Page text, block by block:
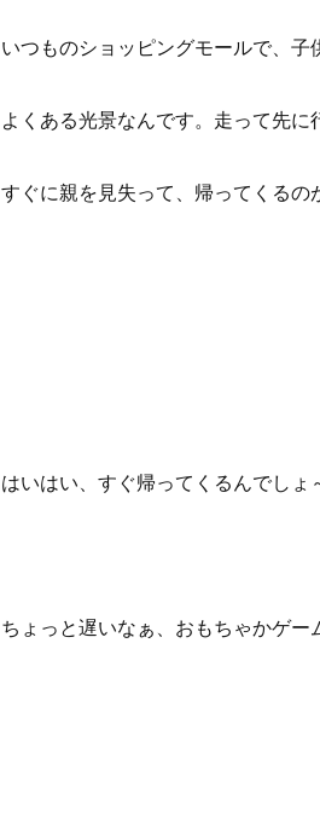
いつものショッピングモールで、子
よくある光景なんです。走って先
すぐに親を見失って、帰ってくるの
はいはい、すぐ帰ってくるんでしょ
ちょっと遅いなぁ、おもちゃかゲ